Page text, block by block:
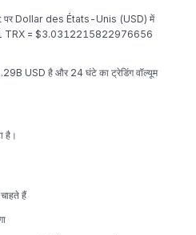
पर Dollar des États-Unis (USD) में
1 TRX = $3.0312215822976656
USD है और 24 घंटे का ट्रेडिंग वॉल्यूम
है।
हैं